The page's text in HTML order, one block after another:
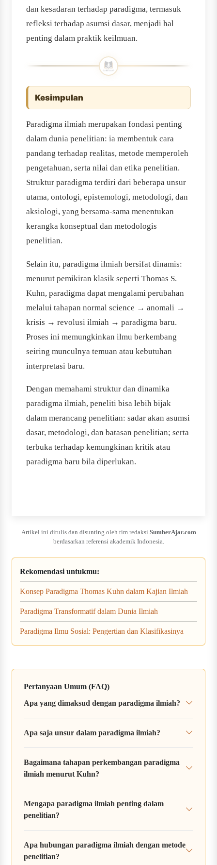
dan kesadaran terhadap paradigma, termasuk
refleksi terhadap asumsi dasar, menjadi hal
penting dalam praktik keilmuan.
Kesimpulan
Paradigma ilmiah merupakan fondasi penting
dalam dunia penelitian: ia membentuk cara
pandang terhadap realitas, metode memperoleh
pengetahuan, serta nilai dan etika penelitian.
Struktur paradigma terdiri dari beberapa unsur
utama, ontologi, epistemologi, metodologi, dan
aksiologi, yang bersama-sama menentukan
kerangka konseptual dan metodologis
penelitian.
Selain itu, paradigma ilmiah bersifat dinamis:
menurut pemikiran klasik seperti Thomas S.
Kuhn, paradigma dapat mengalami perubahan
melalui tahapan normal science → anomali →
krisis → revolusi ilmiah → paradigma baru.
Proses ini memungkinkan ilmu berkembang
seiring munculnya temuan atau kebutuhan
interpretasi baru.
Dengan memahami struktur dan dinamika
paradigma ilmiah, peneliti bisa lebih bijak
dalam merancang penelitian: sadar akan asumsi
dasar, metodologi, dan batasan penelitian; serta
terbuka terhadap kemungkinan kritik atau
paradigma baru bila diperlukan.
Artikel ini ditulis dan disunting oleh tim redaksi SumberAjar.com
berdasarkan referensi akademik Indonesia.
Rekomendasi untukmu:
Konsep Paradigma Thomas Kuhn dalam Kajian Ilmiah
Paradigma Transformatif dalam Dunia Ilmiah
Paradigma Ilmu Sosial: Pengertian dan Klasifikasinya
Pertanyaan Umum (FAQ)
Apa yang dimaksud dengan paradigma ilmiah?
Apa saja unsur dalam paradigma ilmiah?
Bagaimana tahapan perkembangan paradigma
ilmiah menurut Kuhn?
Mengapa paradigma ilmiah penting dalam
penelitian?
Apa hubungan paradigma ilmiah dengan metode
penelitian?